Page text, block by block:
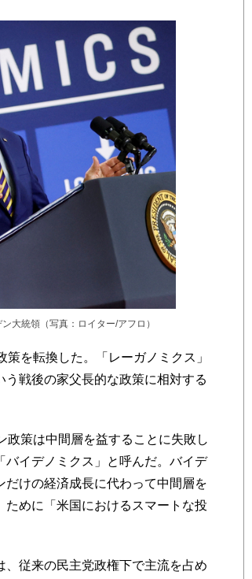
大統領（写真：ロイター/アフロ）
を転換した。「レーガノミクス」
戦後の家父長的な政策に相対する
策は中間層を益することに失敗し
イデノミクス」と呼んだ。バイデ
けの経済成長に代わって中間層を
めに「米国におけるスマートな投
従来の民主党政権下で主流を占め